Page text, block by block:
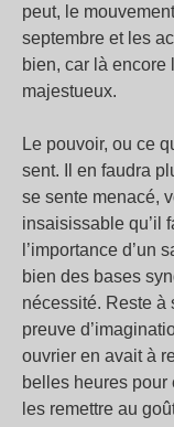
peut, le
septembre et les
bien, car là encore
majestueux.
Le pouvoir, ou ce
sent. Il en faudra
se sente menacé,
insaisissable qu’il
l’importance d’un
bien des bases
nécessité. Reste à
preuve
ouvrier en avait à
belles heures pour
les remettre au